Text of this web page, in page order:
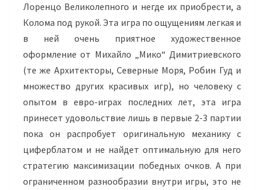
Лоренцо Великолепного и негде их приобрести, а
Колома под рукой. Эта игра по ощущениям легкая и
в ней очень приятное художественное
оформление от Михайло „Мико“ Димитриевского
(те же Архитекторы, Северные Моря, Робин Гуд и
множество других красивых игр), но человеку с
опытом в евро-играх последних лет, эта игра
принесет удовольствие лишь в первые 2-3 партии
пока он распробует оригинальную механику с
циферблатом и не найдет оптимальную для него
стратегию максимизации победных очков. А при
ограниченном разнообразии внутри игры, это не